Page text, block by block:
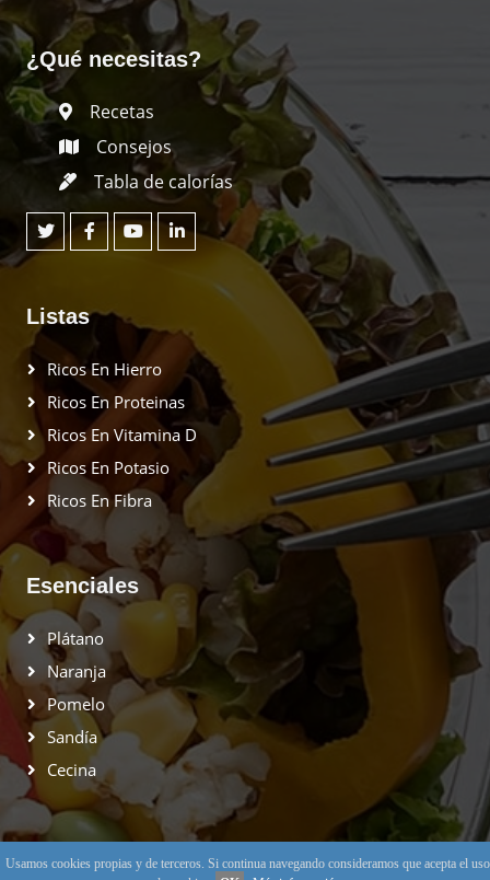
¿Qué necesitas?
Recetas
Consejos
Tabla de calorías
Listas
Ricos En Hierro
Ricos En Proteinas
Ricos En Vitamina D
Ricos En Potasio
Ricos En Fibra
Esenciales
Plátano
Naranja
Pomelo
Sandía
Cecina
Nutrición Online
Usamos cookies propias y de terceros. Si continua navegando consideramos que acepta el uso